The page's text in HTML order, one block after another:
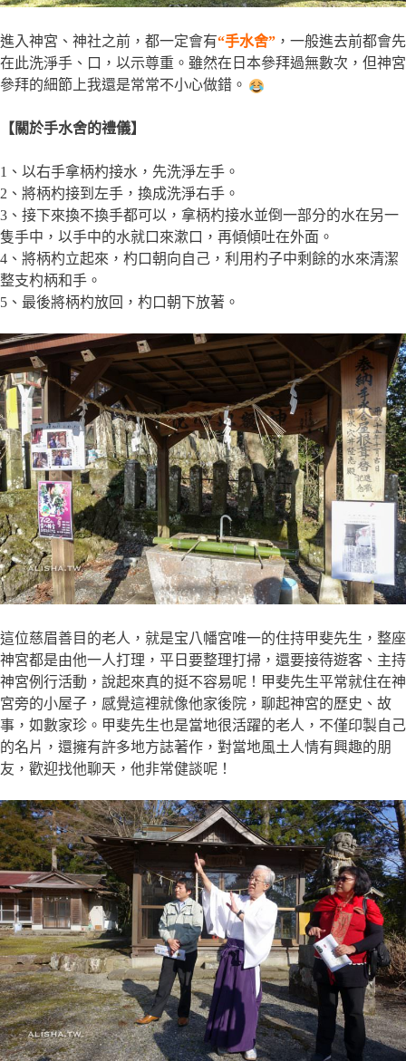
進入神宮、神社之前，都一定會有“手水舍” ，一般進去前都會先
在此洗淨手、口，以示尊重。雖然在日本參拜過無數次，但神宮
參拜的細節上我還是常常不小心做錯。
【關於手水舍的禮儀】
1、以右手拿柄杓接水，先洗淨左手。
2、將柄杓接到左手，換成洗淨右手。
3、接下來換不換手都可以，拿柄杓接水並倒一部分的水在另一
隻手中，以手中的水就口來漱口，再傾傾吐在外面。
4、將柄杓立起來，杓口朝向自己，利用杓子中剩餘的水來清潔
整支杓柄和手。
5、最後將柄杓放回，杓口朝下放著。
這位慈眉善目的老人，就是宝八幡宮唯一的住持甲斐先生，整座
神宮都是由他一人打理，平日要整理打掃，還要接待遊客、主持
神宮例行活動，說起來真的挺不容易呢！甲斐先生平常就住在神
宮旁的小屋子，感覺這裡就像他家後院，聊起神宮的歷史、故
事，如數家珍。甲斐先生也是當地很活躍的老人，不僅印製自己
的名片，還擁有許多地方誌著作，對當地風土人情有興趣的朋
友，歡迎找他聊天，他非常健談呢！